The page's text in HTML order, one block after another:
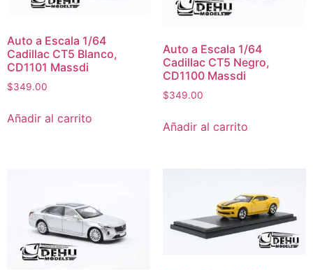
Auto a Escala 1/64
Cadillac CT5 Blanco,
CD1101 Massdi
$349.00
Añadir al carrito
Auto a Escala 1/64
Cadillac CT5 Negro,
CD1100 Massdi
$349.00
Añadir al carrito